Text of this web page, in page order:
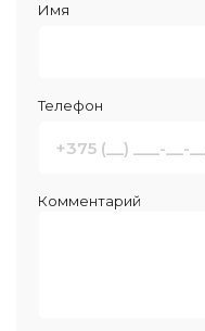
Имя
Телефон
Комментарий